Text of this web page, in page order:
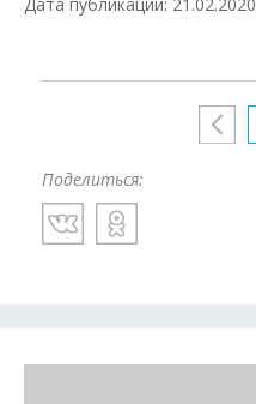
Поделиться: